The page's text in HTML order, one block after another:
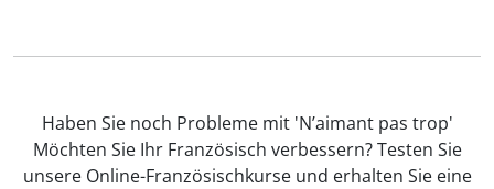
Haben Sie noch Probleme mit 'N’aimant pas trop'
Möchten Sie Ihr Französisch verbessern? Testen Sie
unsere Online-Französischkurse und erhalten Sie eine